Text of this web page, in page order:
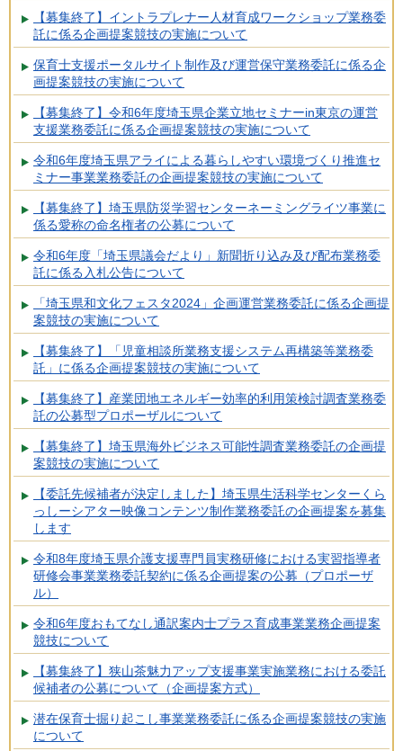
【募集終了】イントラプレナー人材育成ワークショップ業務委
託に係る企画提案競技の実施について
保育士支援ポータルサイト制作及び運営保守業務委託に係る企
画提案競技の実施について
【募集終了】令和6年度埼玉県企業立地セミナーin東京の運営
支援業務委託に係る企画提案競技の実施について
令和6年度埼玉県アライによる暮らしやすい環境づくり推進セ
ミナー事業業務委託の企画提案競技の実施について
【募集終了】埼玉県防災学習センターネーミングライツ事業に
係る愛称の命名権者の公募について
令和6年度「埼玉県議会だより」新聞折り込み及び配布業務委
託に係る入札公告について
「埼玉県和文化フェスタ2024」企画運営業務委託に係る企画提
案競技の実施について
【募集終了】「児童相談所業務支援システム再構築等業務委
託」に係る企画提案競技の実施について
【募集終了】産業団地エネルギー効率的利用策検討調査業務委
託の公募型プロポーザルについて
【募集終了】埼玉県海外ビジネス可能性調査業務委託の企画提
案競技の実施について
【委託先候補者が決定しました】埼玉県生活科学センターくら
っしーシアター映像コンテンツ制作業務委託の企画提案を募集
します
令和8年度埼玉県介護支援専門員実務研修における実習指導者
研修会事業業務委託契約に係る企画提案の公募（プロポーザ
ル）
令和6年度おもてなし通訳案内士プラス育成事業業務企画提案
競技について
【募集終了】狭山茶魅力アップ支援事業実施業務における委託
候補者の公募について（企画提案方式）
潜在保育士掘り起こし事業業務委託に係る企画提案競技の実施
について